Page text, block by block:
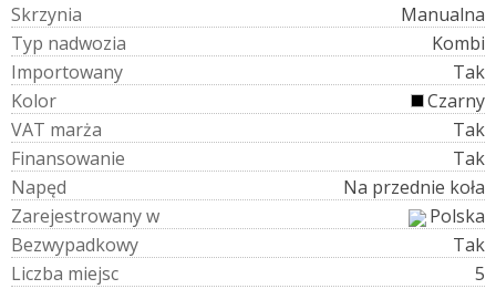
Skrzynia
Manualna
Typ nadwozia
Kombi
Importowany
Tak
Kolor
Czarny
VAT marża
Tak
Finansowanie
Tak
Napęd
Na przednie koła
Zarejestrowanyw
Polska
Bezwypadkowy
Tak
Liczba miejsc
5